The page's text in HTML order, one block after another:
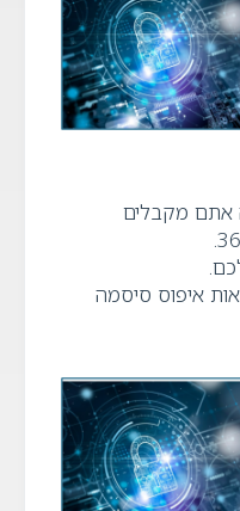
אתם מקבלים
איפוס סיסמה